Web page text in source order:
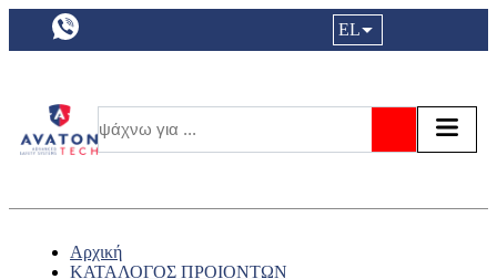
a11y.languageSelection:
EL
Αρχική
ΚΑΤΑΛΟΓΟΣ ΠΡΟΙΟΝΤΩΝ